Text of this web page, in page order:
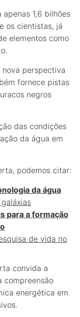
1,6 bilhões
os cientistas, já
elementos como
nova perspectiva
fornece pistas
negros
das condições
da água em
podemos citar:
da água
para a formação
de vida no
convida a
compreensão
energética em